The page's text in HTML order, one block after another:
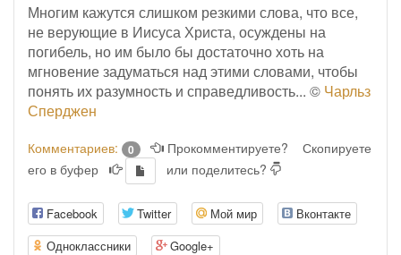
Многим кажутся слишком резкими слова, что все,
не верующие в Иисуса Христа, осуждены на
погибель, но им было бы достаточно хоть на
мгновение задуматься над этими словами, чтобы
понять их разумность и справедливость... © Чарльз
Сперджен
Комментариев: 0 Прокомментируете?
Скопируете
его в буфер
или поделитесь?
Facebook Twitter Мой мир
Вконтакте
Одноклассники
Google+